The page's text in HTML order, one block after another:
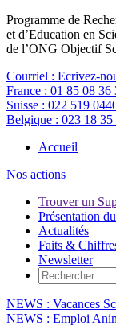
Programme de
et d’Education en
de l’ONG Objectif
Courriel : Ecrivez-
France : 01 85 08 36
Suisse : 022 519
Belgique : 023 18 35
Accueil
Nos actions
Trouver un
Présentation
Actualités
Faits &
Newsletter
NEWS : Vacances
NEWS : Emploi